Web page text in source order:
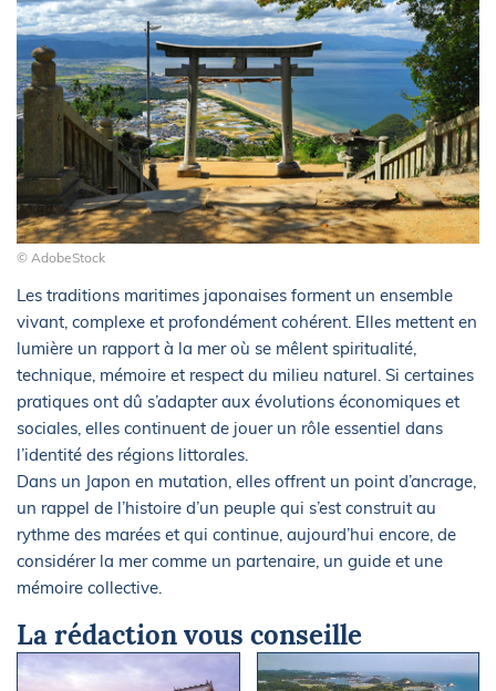
© AdobeStock
Les traditions maritimes japonaises forment un ensemble
vivant, complexe et profondément cohérent. Elles mettent en
lumière un rapport à la mer où se mêlent spiritualité,
technique, mémoire et respect du milieu naturel. Si certaines
pratiques ont dû s’adapter aux évolutions économiques et
sociales, elles continuent de jouer un rôle essentiel dans
l’identité des régions littorales.
Dans un Japon en mutation, elles offrent un point d’ancrage,
un rappel de l’histoire d’un peuple qui s’est construit au
rythme des marées et qui continue, aujourd’hui encore, de
considérer la mer comme un partenaire, un guide et une
mémoire collective.
La rédaction vous conseille